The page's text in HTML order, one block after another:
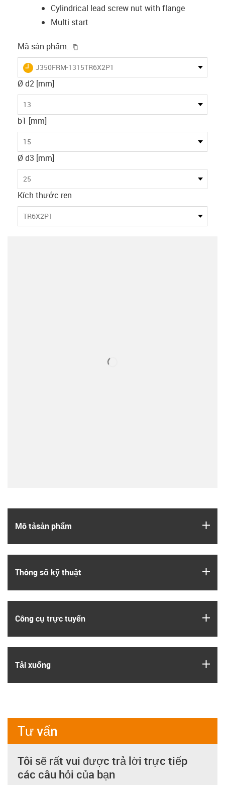
Cylindrical lead screw nut with flange
Multi start
Mã sản phẩm.
igus-icon-lieferzeit
J350FRM-1315TR6X2P1
Ø d2 [mm]
13
b1 [mm]
15
Ø d3 [mm]
25
Kích thước ren
TR6X2P1
Mô tả­sản phẩm
Thông số kỹ thuật
Công cụ trực tuyến
Tải xuống
Tư vấn
Tôi sẽ rất vui được trả lời trực tiếp
các câu hỏi của bạn